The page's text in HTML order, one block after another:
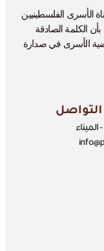
الأسرى الفلسطينيين
الكلمة الصادقة
الأسرى في صدارة